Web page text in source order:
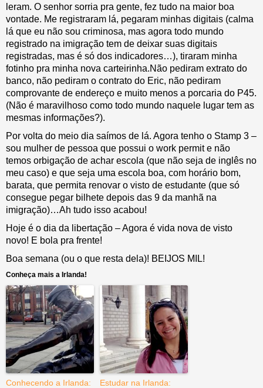
leram. O senhor sorria pra gente, fez tudo na maior boa
vontade. Me registraram lá, pegaram minhas digitais (calma
lá que eu não sou criminosa, mas agora todo mundo
registrado na imigração tem de deixar suas digitais
registradas, mas é só dos indicadores…), tiraram minha
fotinho pra minha nova carteirinha.Não pediram extrato do
banco, não pediram o contrato do Eric, não pediram
comprovante de endereço e muito menos a porcaria do P45.
(Não é maravilhoso como todo mundo naquele lugar tem as
mesmas informações?).
Por volta do meio dia saímos de lá. Agora tenho o Stamp 3 –
sou mulher de pessoa que possui o work permit e não
temos orbigação de achar escola (que não seja de inglês no
meu caso) e que seja uma escola boa, com horário bom,
barata, que permita renovar o visto de estudante (que só
consegue pegar bilhete depois das 9 da manhã na
imigração)…Ah tudo isso acabou!
Hoje é o dia da libertação – Agora é vida nova de visto
novo! E bola pra frente!
Boa semana (ou o que resta dela)! BEIJOS MIL!
Conheça mais a Irlanda!
Conhecendo a Irlanda:
Estudar na Irlanda: